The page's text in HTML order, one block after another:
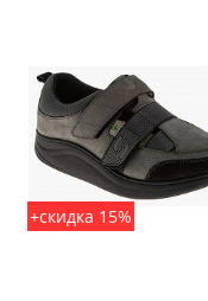
+скидка 15%